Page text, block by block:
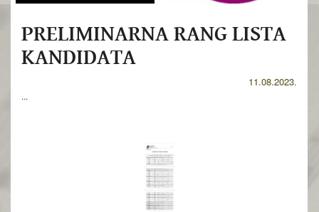
PRELIMINARNA RANG LISTA
KANDIDATA
11.08.2023.
...